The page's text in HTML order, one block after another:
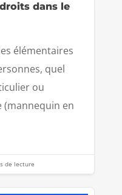
dans le
élémentaires
quel
ou
(mannequin en
de lecture